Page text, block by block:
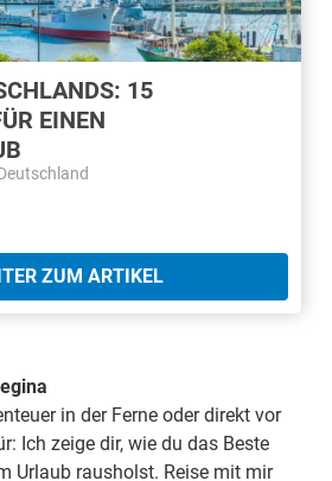
15
EINEN
ZUM ARTIKEL
in der Ferne oder direkt vor
Ich zeige dir, wie du das Beste
Urlaub rausholst. Reise mit mir